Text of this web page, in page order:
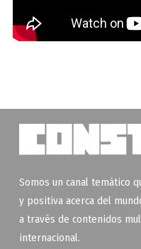
Somos un canal temático
y positiva acerca del
a través de contenidos
internacional.